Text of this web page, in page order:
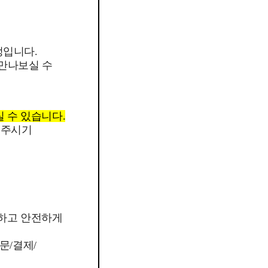
입니다.
나보실 수
수 있습니다.
시기
고 안전하게
/결제/